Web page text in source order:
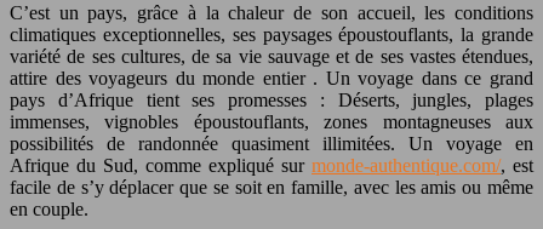
C’est un pays, grâce à la chaleur de son accueil, les conditions
climatiques exceptionnelles, ses paysages époustouflants, la grande
variété de ses cultures, de sa vie sauvage et de ses vastes étendues,
attire des voyageurs du monde entier . Un voyage dans ce grand
pays d’Afrique tient ses promesses : Déserts, jungles, plages
immenses, vignobles époustouflants, zones montagneuses aux
possibilités de randonnée quasiment illimitées. Un voyage en
Afrique du Sud, comme expliqué sur monde-authentique.com/, est
facile de s’y déplacer que se soit en famille, avec les amis ou même
en couple.